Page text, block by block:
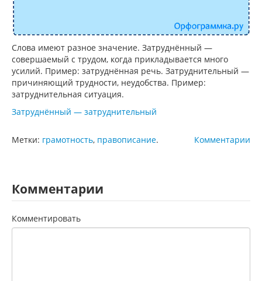
Слова имеют разное значение. Затруднённый —
совершаемый с трудом, когда прикладывается много
усилий. Пример: затруднённая речь. Затруднительный —
причиняющий трудности, неудобства. Пример:
затруднительная ситуация.
Затруднённый — затруднительный
Комментарии
Метки: грамотность, правописание.
Комментарии
Комментировать